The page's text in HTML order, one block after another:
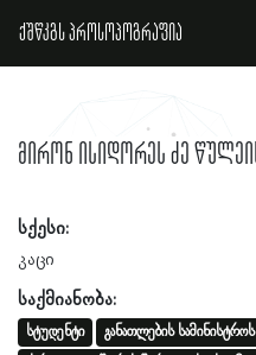
ქშწკგს პროსოპოგრაფია
მირონ ისიდორეს ძე
სქესი:
კაცი
საქმიანობა:
სტუდენტი
განათლების სამინისტროს